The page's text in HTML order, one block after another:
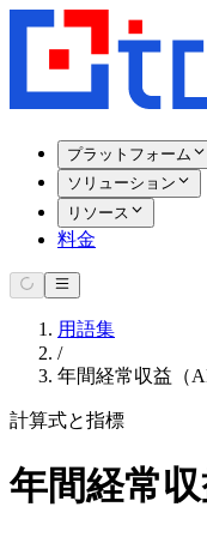
プラットフォーム
ソリューション
リソース
料金
用語集
/
年間経常収益（
計算式と指標
年間経常収